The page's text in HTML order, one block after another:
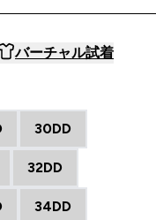
バーチャル試着
30DD
32DD
34DD